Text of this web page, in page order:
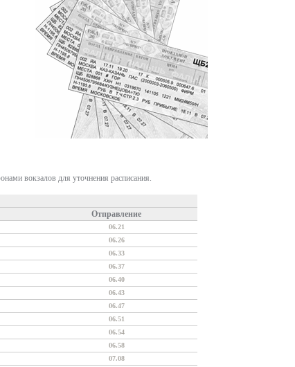
вокзалов для уточнения расписания.
Отправление
06.21
06.26
06.33
06.37
06.40
06.43
06.47
06.51
06.54
06.58
07.08